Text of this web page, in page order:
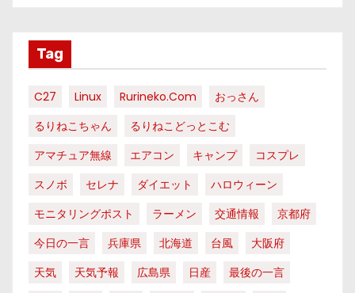
Tag
C27 Linux Rurineko.com
おっさん
るりねこちゃん
るりねこどっとこむ
アマチュア無線
エアコン キャンプ
コスプレ
スノボ
セレナ ダイエット
ハロウィーン
モニタリングポスト
ラーメン 交通情報
京都府
今日の一言
兵庫県 北海道 台風
大阪府
天気
天気予報 広島県 日産
最後の一言